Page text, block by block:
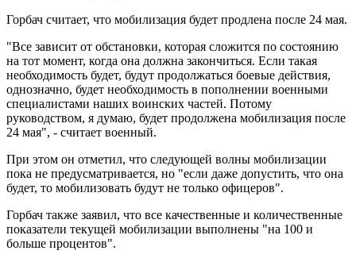
Горбач считает, что мобилизация будет продлена после 24 мая.
"Все зависит от обстановки, которая сложится по состоянию
на тот момент, когда она должна закончиться. Если такая
необходимость будет, будут продолжаться боевые действия,
однозначно, будет необходимость в пополнении военными
специалистами наших воинских частей. Потому
руководством, я думаю, будет продолжена мобилизация после
24 мая", - считает военный.
При этом он отметил, что следующей волны мобилизации
пока не предусматривается, но "если даже допустить, что она
будет, то мобилизовать будут не только офицеров".
Горбач также заявил, что все качественные и количественные
показатели текущей мобилизации выполнены "на 100 и
больше процентов".